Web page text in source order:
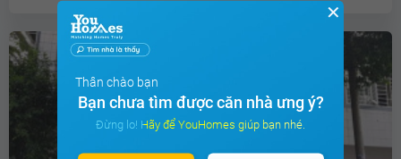
✕
Thân chào bạn
Bạn chưa tìm được căn nhà ưng ý?
Đừng lo! Hãy để YouHomes giúp bạn nhé.